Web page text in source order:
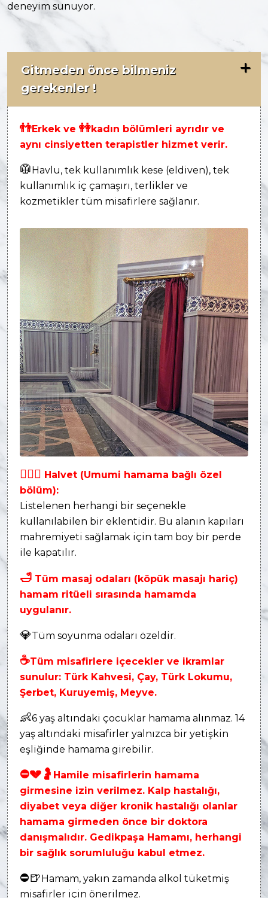
deneyim sunuyor.
Gitmeden önce bilmeniz
gerekenler !
👬Erkek ve 👭kadın bölümleri ayrıdır ve
aynı cinsiyetten terapistler hizmet verir.
🥼 Havlu, tek kullanımlık kese (eldiven), tek
kullanımlık iç çamaşırı, terlikler ve
kozmetikler tüm misafirlere sağlanır.
👩‍❤‍👨 Halvet (Umumi hamama bağlı özel
bölüm):
Listelenen herhangi bir seçenekle
kullanılabilen bir eklentidir. Bu alanın kapıları
mahremiyeti sağlamak için tam boy bir perde
ile kapatılır.
🛁 Tüm masaj odaları (köpük masajı hariç)
hamam ritüeli sırasında hamamda
uygulanır.
💎Tüm soyunma odaları özeldir.
☕Tüm misafirlere içecekler ve ikramlar
sunulur: Türk Kahvesi, Çay, Türk Lokumu,
Şerbet, Kuruyemiş, Meyve.
👶6 yaş altındaki çocuklar hamama alınmaz. 14
yaş altındaki misafirler yalnızca bir yetişkin
eşliğinde hamama girebilir.
⛔💔 🤰 Hamile misafirlerin hamama
girmesine izin verilmez. Kalp hastalığı,
diyabet veya diğer kronik hastalığı olanlar
hamama girmeden önce bir doktora
danışmalıdır. Gedikpaşa Hamamı, herhangi
bir sağlık sorumluluğu kabul etmez.
⛔🍺 Hamam, yakın zamanda alkol tüketmiş
misafirler için önerilmez.